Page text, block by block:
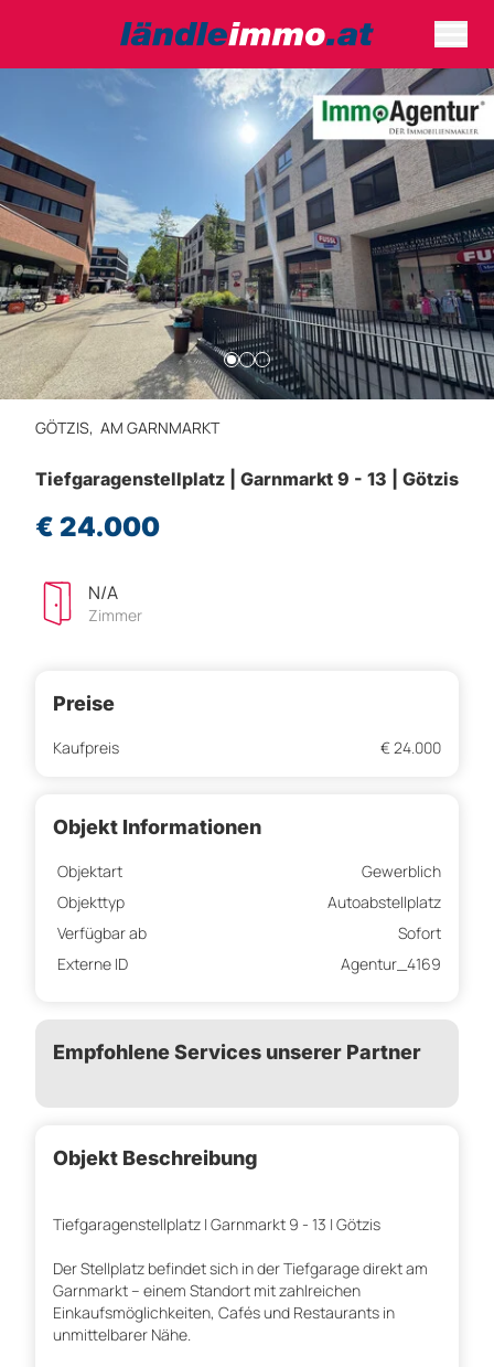
GÖTZIS, AM GARNMARKT
Tiefgaragenstellplatz | Garnmarkt 9 - 13 | Götzis
€ 24.000
N/A
Zimmer
Preise
Kaufpreis € 24.000
Objekt Informationen
Objektart
Gewerblich
Objekttyp
Autoabstellplatz
Verfügbar ab
Sofort
Externe ID
Agentur_4169
Empfohlene Services unserer Partner
Objekt Beschreibung
Tiefgaragenstellplatz | Garnmarkt 9 - 13 | Götzis
Der Stellplatz befindet sich in der Tiefgarage direkt am
Garnmarkt – einem Standort mit zahlreichen
Einkaufsmöglichkeiten, Cafés und Restaurants in
unmittelbarer Nähe.